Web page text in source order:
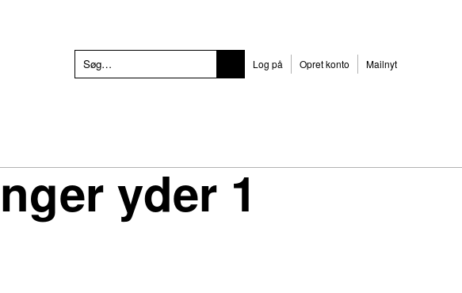
Log på Opret konto Mailnyt
yder 1